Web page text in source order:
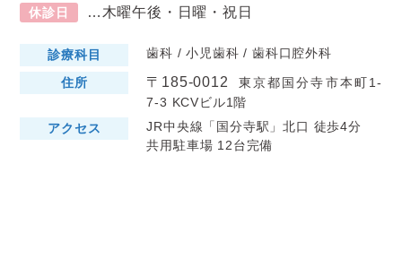
休診日 …木曜午後・日曜・祝日
診療科目 歯科 / 小児歯科 / 歯科口腔外科
住所 〒185-0012
東京都国分寺市本町1-
7-3 KCVビル1階
アクセス
JR中央線「国分寺駅」北口 徒歩4分
共用駐車場 12台完備